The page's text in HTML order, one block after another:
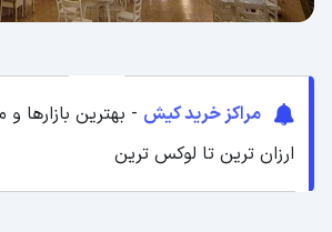
مراکز خرید کیش - بهترین بازارها
ارزان ترین تا لوکس ترین